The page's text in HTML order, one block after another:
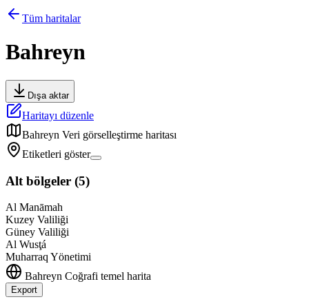
Tüm haritalar
Bahreyn
Dışa aktar
Haritayı düzenle
Bahreyn Veri görselleştirme haritası
Etiketleri göster
Alt bölgeler (5)
Al Manāmah
Kuzey Valiliği
Güney Valiliği
Al Wusţá
Muharraq Yönetimi
Bahreyn Coğrafi temel harita
Export